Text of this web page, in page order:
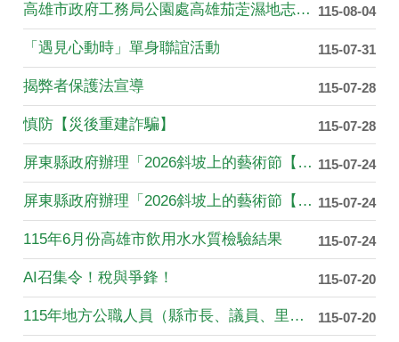
115-08-04
高雄市政府工務局公園處高雄茄萣濕地志工（隊）招募
115-07-31
「遇見心動時」單身聯誼活動
115-07-28
揭弊者保護法宣導
115-07-28
慎防【災後重建詐騙】
115-07-24
屏東縣政府辦理「2026斜坡上的藝術節【斜坡上的樂團大賽】」....
115-07-24
屏東縣政府辦理「2026斜坡上的藝術節【斜坡上的生活設計獎】....
115-07-24
115年6月份高雄市飲用水水質檢驗結果
115-07-20
AI召集令！稅與爭鋒！
115-07-20
115年地方公職人員（縣市長、議員、里長）選舉將於 115 ....